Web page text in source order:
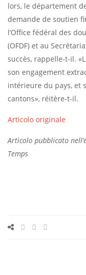
lors, le département
demande de soutien
l’Office fédéral des
(OFDF) et au
succès, rappelle-t-il.
son engagement
intérieure du pays, et
cantons», réitère-t-il.
Articolo originale
Articolo pubblicato
Temps